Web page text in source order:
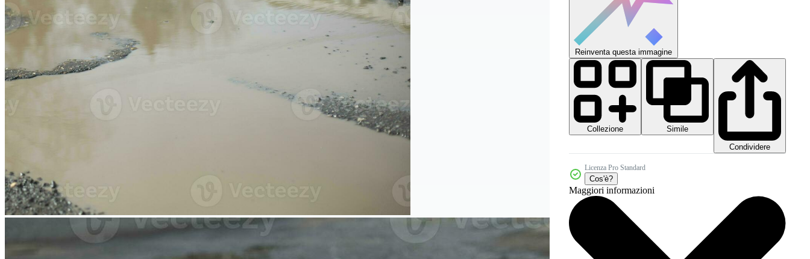
Reinventa questa immagine
Collezione
Simile
Condividere
Licenza Pro Standard
Cos'è?
Maggiori informazioni